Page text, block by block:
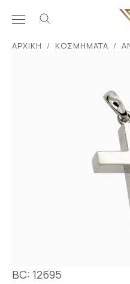
ΑΡΧΙΚΗ ΚΟΣΜΗΜΑΤΑ
BC: 12695